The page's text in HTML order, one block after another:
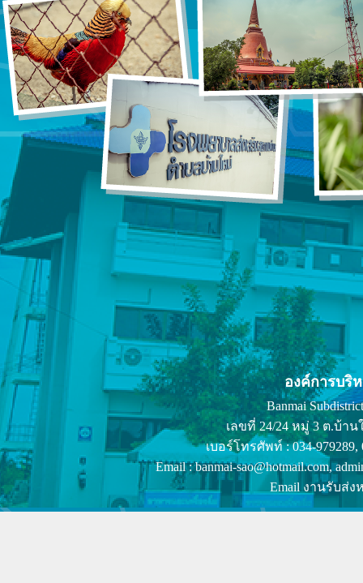
องค์การบริ
Banmai
เลขที่ 24/24 หมู่ 3 ต.บ้า
เบอร์โทรศัพท์ : 034-979289,
Email : banmai-sao@hotmail.com,
Email งานรับส่ง